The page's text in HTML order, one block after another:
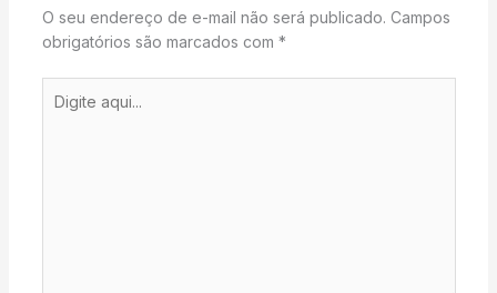
O seu endereço de e-mail não será publicado. Campos
obrigatórios são marcados com *
aqui...